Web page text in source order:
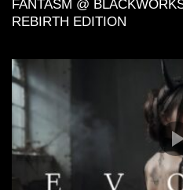
FANTASM @
REBIRTH EDITION